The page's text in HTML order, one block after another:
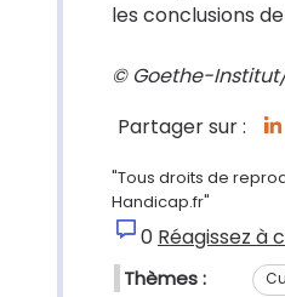
les conclusions
© Goethe-Institut/
Partager sur :
"Tous droits de
Handicap.fr"
0 Réagissez à
Thèmes :